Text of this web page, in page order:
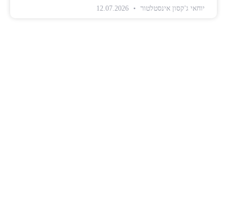
יוחאי ג'קסון אינסטלטור